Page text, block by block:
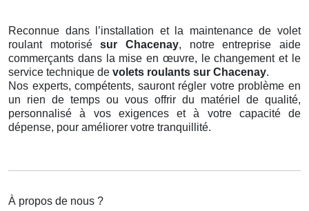
Reconnue dans l’installation et la maintenance de volet
roulant motorisésur Chacenay, notre entreprise aide
commerçants dans la mise en œuvre, le changement et le
service technique de volets roulants sur Chacenay.
Nos experts, compétents, sauront régler votre problème en
un rien de temps ou vous offrir du matériel de qualité,
personnalisé à vos exigences et à votre capacité de
dépense, pour améliorer votre tranquillité.
À propos de nous ?